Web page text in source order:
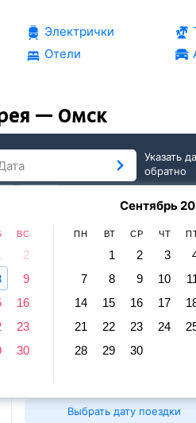
Электрички
Отели
— Омск
ВС
2
9
16
23
30
Сентябрь
ПН ВТ СР ЧТ
1 2 3
7
8 9 10
14
15 16 17
21
22 23 24
28
29 30
Указать
обратно
времени. Цены за 1
Выбрать дату поездки